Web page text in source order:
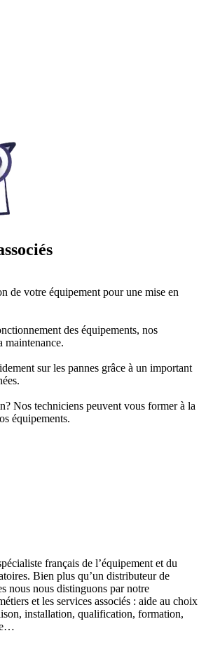
de votre équipement pour une mise en
des équipements, nos
maintenance.
sur les pannes grâce à un important
Nos techniciens peuvent vous former à la
équipements.
français de l’équipement et du
Bien plus qu’un distributeur de
nous nous distinguons par notre
et les services associés : aide au choix
installation, qualification, formation,